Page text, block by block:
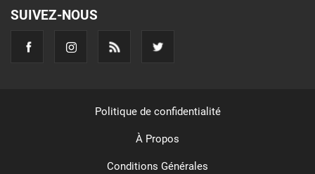
SUIVEZ-NOUS
Politique de confidentialité
À Propos
Conditions Générales